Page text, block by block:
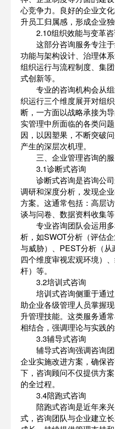
心竞争力。良好的企业文
升员工归属感，形成企业独
2.10组织效能与变革咨
这部分咨询服务专注于
功能与架构设计、治理体
组织运行与流程制度、集
式创新等。
专业的咨询机构会从组
织运行三个维度展开对组
断，一方面以战略承接为
实管理中所面临的各类问
因，以因塑果，不断突破
产生的深层次机理。
三、企业管理咨询的服
3.1诊断式咨询
诊断式咨询是咨询公司
调研和深度分析，发现企
方案。这通常包括：高层
谈与问卷、数据资料收集等
专业咨询团队会运用多
析，如SWOT分析（评估
与威胁）、PEST分析（
四个维度审视宏观环境）
杆）等。
3.2培训式咨询
培训式咨询侧重于通过
助企业各级管理人员掌握
升管理技能。这类服务通
相结合，强调理论与实践的
3.3辅导式咨询
辅导式咨询强调咨询团
企业实施改进方案，确保
下，咨询顾问不仅提供方
的全过程。
3.4陪跑式咨询
陪跑式咨询是近年来兴
式，咨询团队与企业建立